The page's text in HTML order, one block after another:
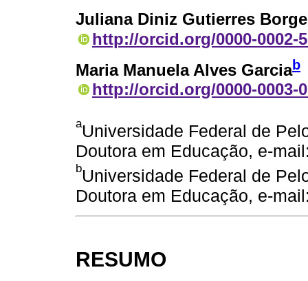
Juliana Diniz Gutierres
http://orcid.org/0000-0002-
Maria Manuela Alves Garciab
http://orcid.org/0000-0003-
aUniversidade Federal de
Doutora em Educação, e-
bUniversidade Federal de
Doutora em Educação, e-
RESUMO